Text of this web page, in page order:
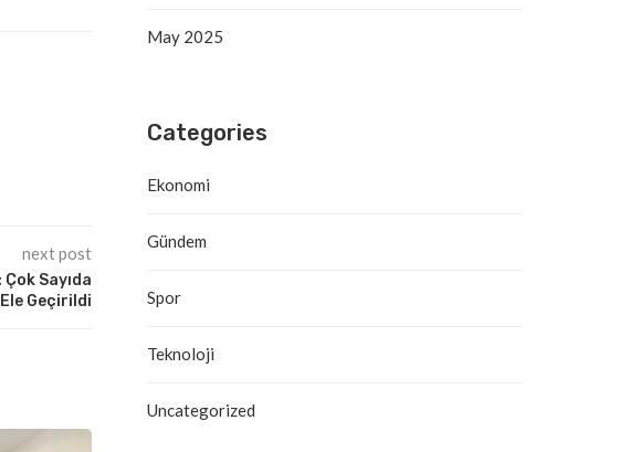
next post
Sayıda
Geçirildi
May 2025
Categories
Ekonomi
Gündem
Spor
Teknoloji
Uncategorized